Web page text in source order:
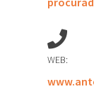
WEB: